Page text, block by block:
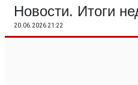
Новости. Итоги
20.06.2026 21:22